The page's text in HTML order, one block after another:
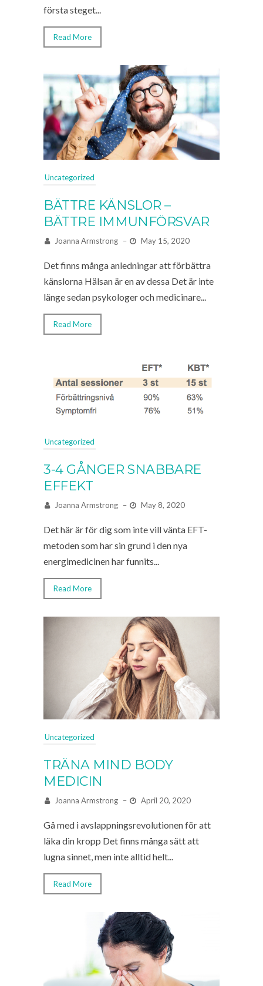
första steget...
Read More
Uncategorized
BÄTTRE KÄNSLOR –
BÄTTRE IMMUNFÖRSVAR
Joanna Armstrong – May 15, 2020
Det finns många anledningar att förbättra
känslorna Hälsan är en av dessa Det är inte
länge sedan psykologer och medicinare...
Read More
Uncategorized
3-4 GÅNGER SNABBARE
EFFEKT
Joanna Armstrong – May 8, 2020
Det här är för dig som inte vill vänta EFT-
metoden som har sin grund i den nya
energimedicinen har funnits...
Read More
Uncategorized
TRÄNA MIND BODY
MEDICIN
Joanna Armstrong – April 20, 2020
Gå med i avslappningsrevolutionen för att
läka din kropp Det finns många sätt att
lugna sinnet, men inte alltid helt...
Read More